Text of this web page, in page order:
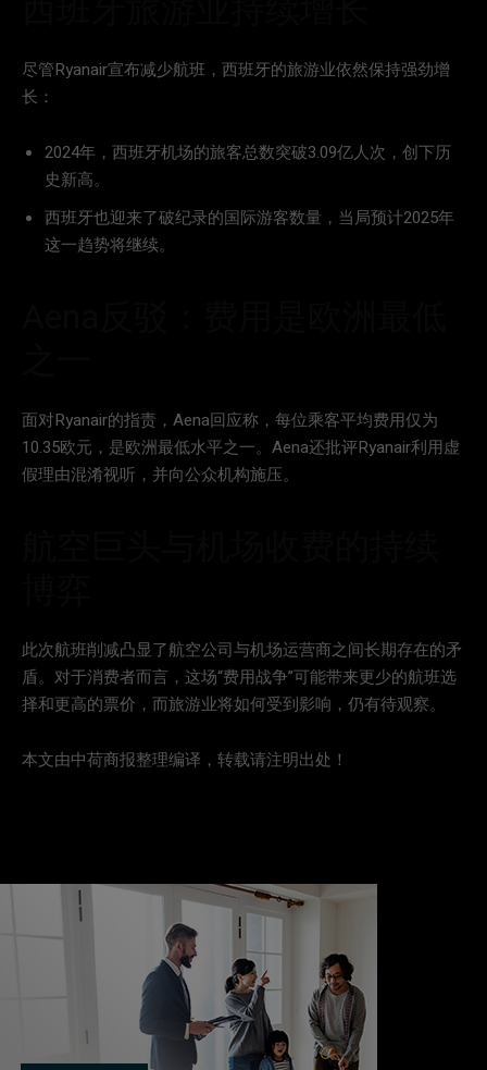
尽管Ryanair宣布减少航班，西班牙的旅游业依然保持强劲增
长：
2024年，西班牙机场的旅客总数突破3.09亿人次，创下历
史新高。
西班牙也迎来了破纪录的国际游客数量，当局预计2025年
这一趋势将继续。
面对Ryanair的指责，Aena回应称，每位乘客平均费用仅为
10.35欧元，是欧洲最低水平之一。Aena还批评Ryanair利用虚
假理由混淆视听，并向公众机构施压。
此次航班削减凸显了航空公司与机场运营商之间长期存在的矛
盾。对于消费者而言，这场“费用战争”可能带来更少的航班选
择和更高的票价，而旅游业将如何受到影响，仍有待观察。
本文由中荷商报整理编译，转载请注明出处！